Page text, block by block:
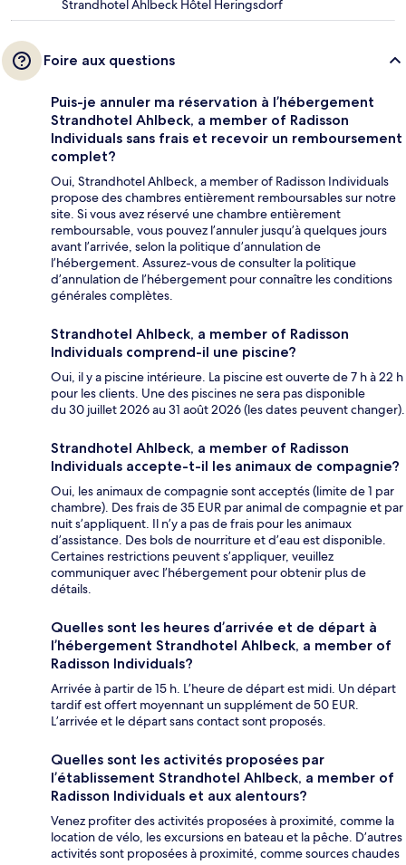
Strandhotel Ahlbeck Hôtel Heringsdorf
Foire aux questions
Puis-je annuler ma réservation à l’hébergement
Strandhotel Ahlbeck, a member of Radisson
Individuals sans frais et recevoir un remboursement
complet?
Oui, Strandhotel Ahlbeck, a member of Radisson Individuals
propose des chambres entièrement remboursables sur notre
site. Si vous avez réservé une chambre entièrement
remboursable, vous pouvez l’annuler jusqu’à quelques jours
avant l’arrivée, selon la politique d’annulation de
l’hébergement. Assurez-vous de consulter la politique
d’annulation de l’hébergement pour connaître les conditions
générales complètes.
Strandhotel Ahlbeck, a member of Radisson
Individuals comprend-il une piscine?
Oui, il y a piscine intérieure. La piscine est ouverte de 7 h à 22 h
pour les clients. Une des piscines ne sera pas disponible
du 30 juillet 2026 au 31 août 2026 (les dates peuvent changer).
Strandhotel Ahlbeck, a member of Radisson
Individuals accepte-t-il les animaux de compagnie?
Oui, les animaux de compagnie sont acceptés (limite de 1 par
chambre). Des frais de 35 EUR par animal de compagnie et par
nuit s’appliquent. Il n’y a pas de frais pour les animaux
d’assistance. Des bols de nourriture et d’eau est disponible.
Certaines restrictions peuvent s’appliquer, veuillez
communiquer avec l’hébergement pour obtenir plus de
détails.
Quelles sont les heures d’arrivée et de départ à
l’hébergement Strandhotel Ahlbeck, a member of
Radisson Individuals?
Arrivée à partir de 15 h. L’heure de départ est midi. Un départ
tardif est offert moyennant un supplément de 50 EUR.
L’arrivée et le départ sans contact sont proposés.
Quelles sont les activités proposées par
l’établissement Strandhotel Ahlbeck, a member of
Radisson Individuals et aux alentours?
Venez profiter des activités proposées à proximité, comme la
location de vélo, les excursions en bateau et la pêche. D’autres
activités sont proposées à proximité, comme sources chaudes